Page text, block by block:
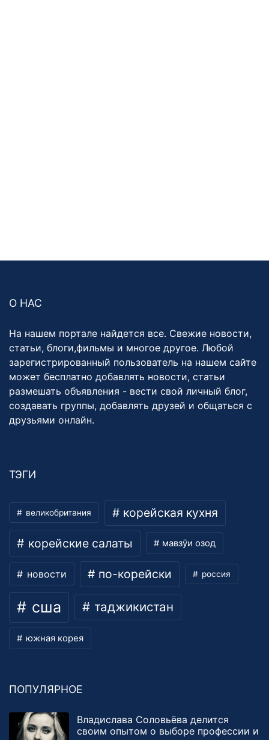
О НАС
На нашем портале найдется все. Свежие новости,
статьи, блоги,фильмы и многое другое. Любой
зарегистрированный пользователь на нашем сайте
может бесплатно добавлять новости, статьи
размешать объявления - вести свой личный блог,
создавать группы, добавлять друзей и общаться с
друзьями онлайн.
ТЭГИ
великобритания корейская кухня
корейские салаты мавзӯи озод
новости по-корейски россия
сша таджикистан
южная корея
ПОПУЛЯРНОЕ
Владислава Соловьёва делится
своим опытом о выборе профессии и